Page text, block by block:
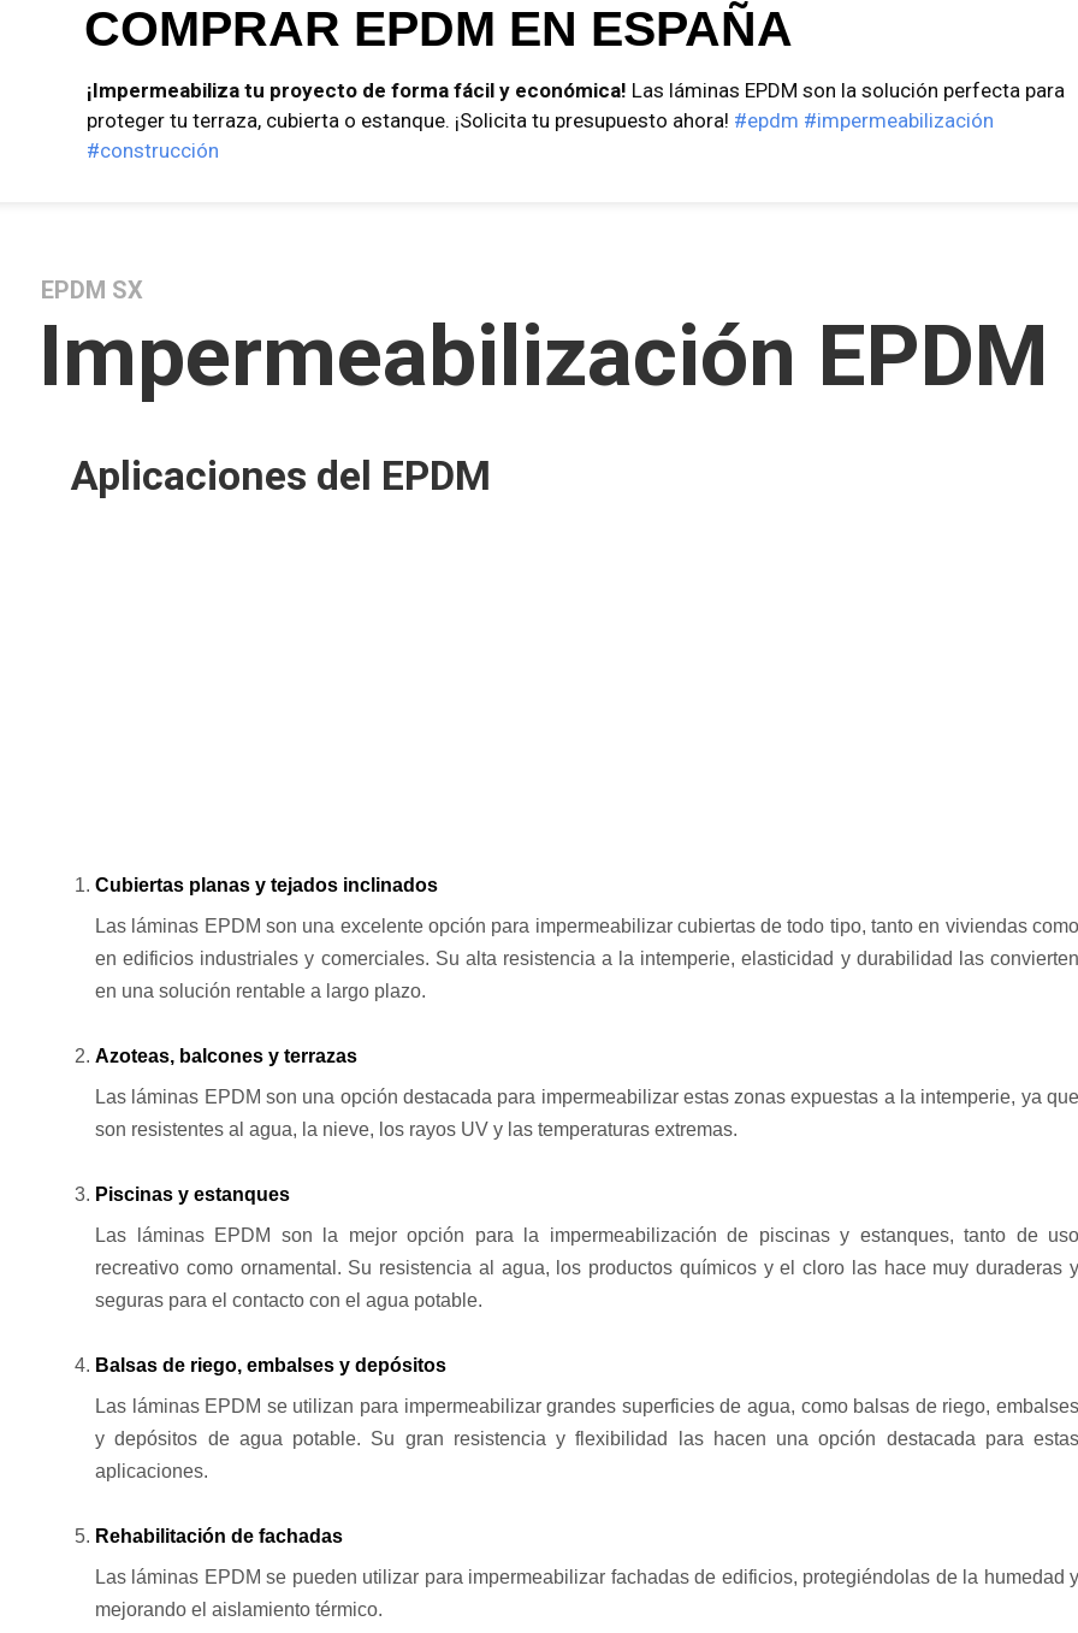
COMPRAR EPDM EN ESPAÑA
¡Impermeabiliza tu proyecto de forma fácil y económica! Las láminas EPDM son la solución perfecta para
proteger tu terraza, cubierta o estanque. ¡Solicita tu presupuesto ahora! #epdm #impermeabilización
#construcción
EPDM SX
Impermeabilización EPDM
Aplicaciones del EPDM
Cubiertas planas y tejados inclinados
Las láminas EPDM son una excelente opción para impermeabilizar cubiertas de todo tipo, tanto en viviendas como
en edificios industriales y comerciales. Su alta resistencia a la intemperie, elasticidad y durabilidad las convierten
en una solución rentable a largo plazo.
Azoteas, balcones y terrazas
Las láminas EPDM son una opción destacada para impermeabilizar estas zonas expuestas a la intemperie, ya que
son resistentes al agua, la nieve, los rayos UV y las temperaturas extremas.
Piscinas y estanques
Las láminas EPDM son la mejor opción para la impermeabilización de piscinas y estanques, tanto de uso
recreativo como ornamental. Su resistencia al agua, los productos químicos y el cloro las hace muy duraderas y
seguras para el contacto con el agua potable.
Balsas de riego, embalses y depósitos
Las láminas EPDM se utilizan para impermeabilizar grandes superficies de agua, como balsas de riego, embalses
y depósitos de agua potable. Su gran resistencia y flexibilidad las hacen una opción destacada para estas
aplicaciones.
Rehabilitación de fachadas
Las láminas EPDM se pueden utilizar para impermeabilizar fachadas de edificios, protegiéndolas de la humedad y
mejorando el aislamiento térmico.